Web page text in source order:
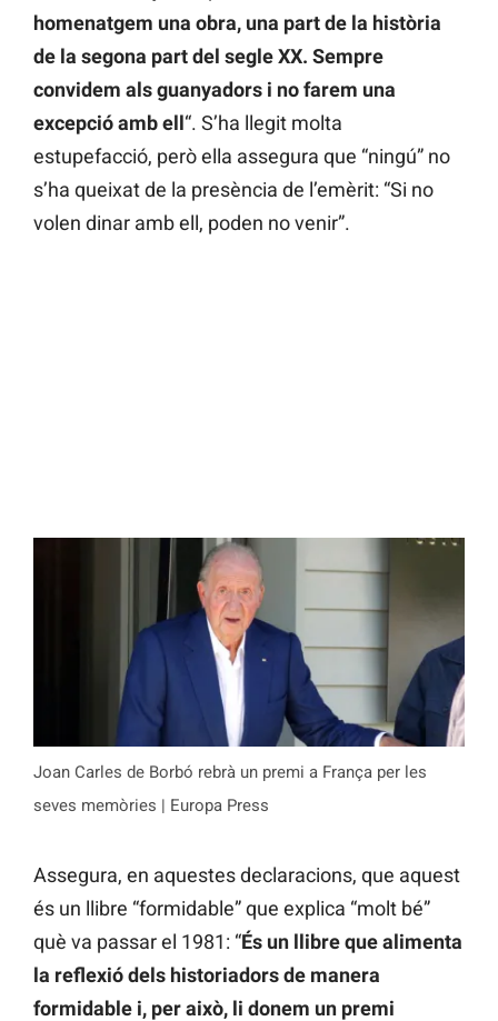
homenatgem una obra, una part de la història
de la segona part del segle XX. Sempre
convidem als guanyadors i no farem una
excepció amb ell“. S’ha llegit molta
estupefacció, però ella assegura que “ningú” no
s’ha queixat de la presència de l’emèrit: “Si no
volen dinar amb ell, poden no venir”.
Joan Carles de Borbó rebrà un premi a França per les
seves memòries | Europa Press
Assegura, en aquestes declaracions, que aquest
és un llibre “formidable” que explica “molt bé”
què va passar el 1981: “És un llibre que alimenta
la reflexió dels historiadors de manera
formidable i, per això, li donem un premi